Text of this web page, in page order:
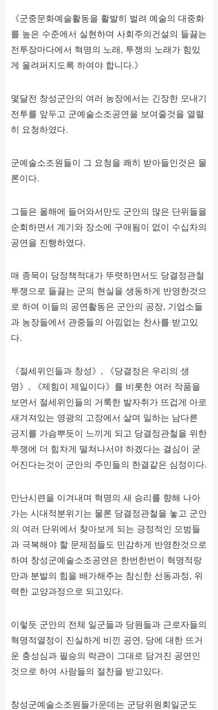
《군중문화예술활동을 활발히 벌려 예술의 대중화
를 높은 수준에서 실현하며 사회주의건설의 들끓는
전투장마다에서 혁명의 노래, 투쟁의 노래가 힘있
게 울려퍼지도록 하여야 합니다.》
몇달전 창성군안의 여러 농장에서는 긴장한 모내기
전투를 앞두고 군예술소조공연을 보여줄것을 열렬
히 요청하였다.
군예술소조원들이 그 요청을 쾌히 받아들인것은 물
론이다.
그들은 올해에 들어와서만도 군안의 많은 단위들을
순회하면서 계기와 장소에 구애됨이 없이 수십차의
공연을 진행하였다.
매 종목이 당정책적대가 뚜렷하면서도 당결정관철
투쟁으로 들끓는 군의 현실을 생동하게 반영한것으
로 하여 이들의 공연활동은 군안의 공장, 기업소들
과 농장들에서 관중들의 아낌없는 찬사를 받고있
다.
《절세위인들과 창성》, 《당결정은 우리의 생
명》, 《제힘이 제일이다》를 비롯한 여러 작품을
보면서 절세위인들의 거룩한 발자취가 뜨겁게 아로
새겨져있는 영광의 고장에서 살며 일하는 남다른
긍지를 가슴뿌듯이 느끼게 되고 당결정관철을 위한
투쟁에 더 힘차게 떨쳐나서야 하겠다는 결심이 굳
어진다는것이 군안의 주민들의 한결같은 심정이다.
만난시련을 이겨내며 혁명의 새 승리를 향해 나아
가는 시대적분위기는 물론 당결정관철을 놓고 군안
의 여러 단위에서 찾아보게 되는 긍정적인 모범들
과 극복해야 할 문제점들도 민감하게 반영한것으로
하여 창성군예술소조공연은 한번한번이 혁명적랑
만과 분발의 힘을 배가해주는 참신한 선동과정, 위
력한 교양과정으로 되고있다.
이렇듯 군안의 전체 일군들과 당원들과 근로자들의
혁명적열정이 진실하게 비낀 공연, 당에 대한 뜨거
운 충성심과 필승의 락관이 그대로 담겨진 공연인
것으로 하여 사람들의 절찬을 받고있다.
창성군예술소조원들가운데는 군당위원회일군도